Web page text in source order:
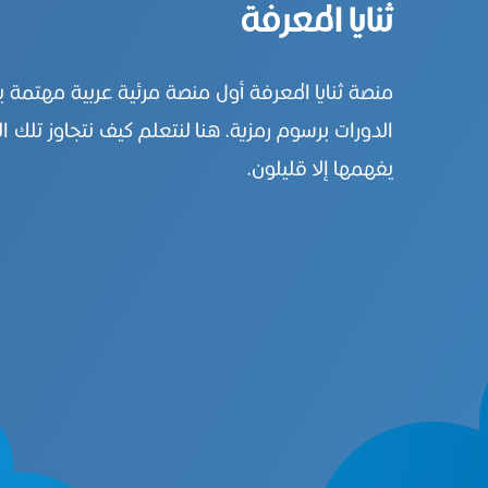
ثنايا المعرفة
منصة ثنايا المعرفة أول منصة مرئية عربية
الدورات برسوم رمزية. هنا لنتعلم كيف نتجاوز تلك
يفهمها إلا قليلون.